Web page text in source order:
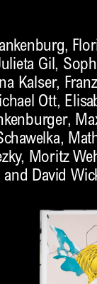
Gil,
Kalser,
Ott,
Moritz
David